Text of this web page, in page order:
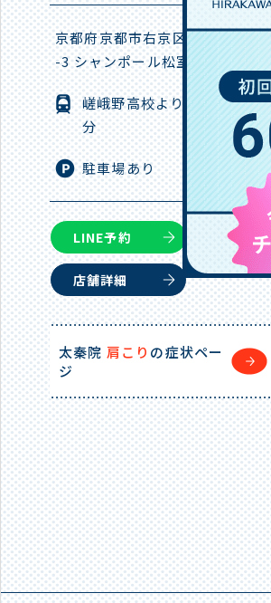
京都府京都市右京区太秦北路町8
-3 シャンポール松室 1F
嵯峨野高校より西に 徒歩約4
分
駐車場あり
LINE予約
店舗詳細
太秦院 肩こり の症状ペー
ジ